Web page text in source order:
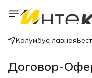
КолумбусГлавная
Договор-